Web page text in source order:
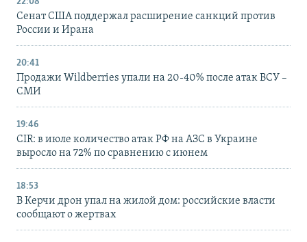
Сенат США поддержал расширение санкций против
России и Ирана
20:41
Продажи Wildberries упали на 20-40% после атак ВСУ –
СМИ
19:46
CIR: в июле количество атак РФ на АЗС в Украине
выросло на 72% по сравнению с июнем
18:53
В Керчи дрон упал на жилой дом: российские власти
сообщают о жертвах